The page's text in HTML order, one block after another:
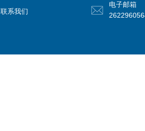
联系我们
电子邮箱